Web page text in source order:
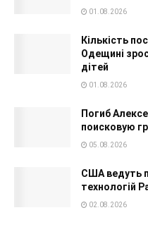
01.08.2026
Кількість
Одещині
дітей
01.08.2026
Погиб
поисковую
05.08.2026
США ведуть
технологій
02.08.2026